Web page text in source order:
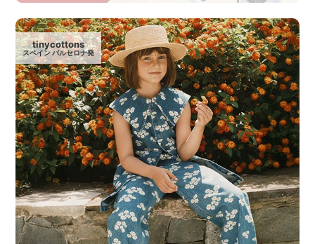
tinycottons
スペイン バルセロナ発